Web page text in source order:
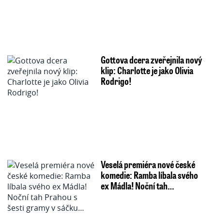
Gottova dcera zveřejnila nový
klip: Charlotte je jako Olivia
Rodrigo!
Veselá premiéra nové české
komedie: Ramba líbala svého
ex Mádla! Noční tah…